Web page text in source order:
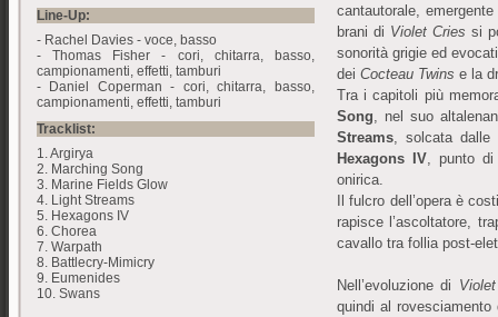
Line-Up:
- Rachel Davies - voce, basso
- Thomas Fisher - cori, chitarra, basso,
campionamenti, effetti, tamburi
- Daniel Coperman - cori, chitarra, basso,
campionamenti, effetti, tamburi
Tracklist:
1. Argirya
2. Marching Song
3. Marine Fields Glow
4. Light Streams
5. Hexagons IV
6. Chorea
7. Warpath
8. Battlecry-Mimicry
9. Eumenides
10. Swans
cantautorale,
brani di Violet Criessi
sonorità grigie ed
dei Cocteau Twins e la
Tra i capitoli più
Song, nel suo
Streams, solcata dalle
Hexagons IV, punto di
onirica.
Il fulcro dell’opera è
rapisce l’ascoltatore,
cavallo tra follia post-
Nell’evoluzione di
quindi al